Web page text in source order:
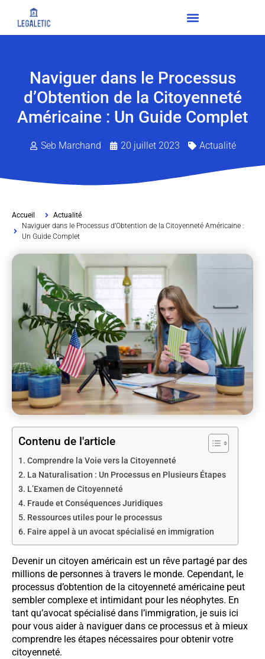
Naviguer dans le Processus
d’Obtention de la Citoyenneté
Américaine : Un Guide Complet
Seb Marchand 20 juillet 2023 Actualité
Accueil
Actualité
Naviguer dans le Processus d’Obtention de la Citoyenneté Américaine :
Un Guide Complet
Contenu de l'article
Comprendre la Voie vers la Citoyenneté
La Naturalisation : Un Processus en Plusieurs Étapes
L’Examen de Citoyenneté
Fraude et Conséquences Juridiques
Ressources utiles pour le processus
Faire appel à un avocat spécialisé en immigration
Devenir un citoyen américain est un rêve partagé par des
millions de personnes à travers le monde. Cependant, le
processus d’obtention de la citoyenneté américaine peut
sembler complexe et intimidant pour les néophytes. En
tant qu’avocat spécialisé dans l’immigration, je suis ici
pour vous aider à naviguer dans ce processus et à mieux
comprendre les étapes nécessaires pour obtenir votre
citoyenneté.